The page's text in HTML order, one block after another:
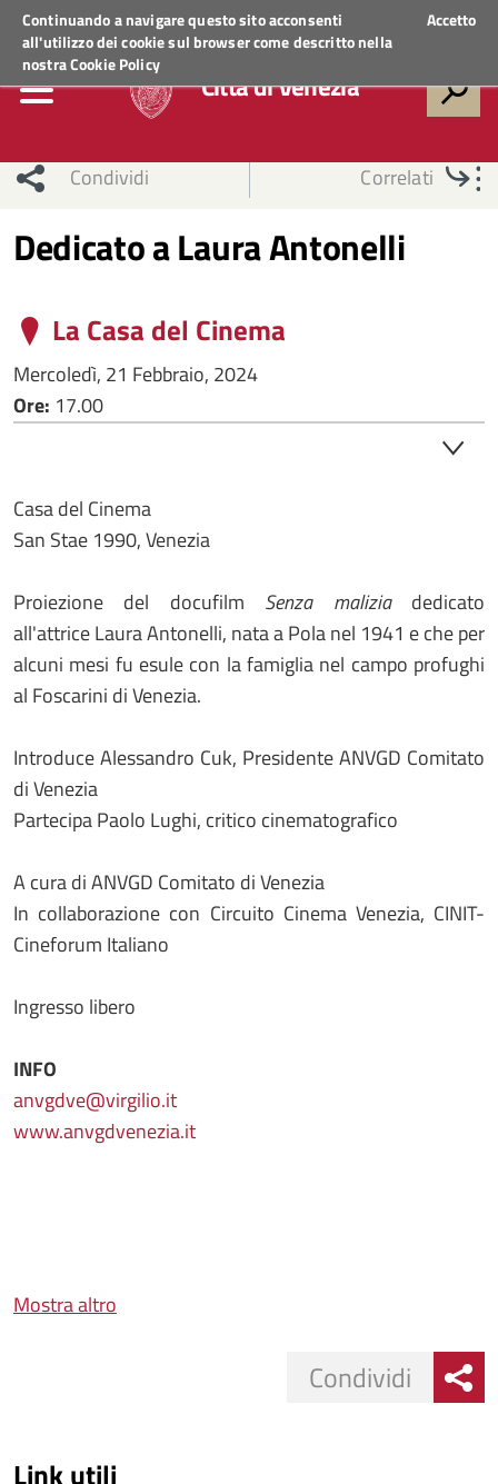
Continuando a navigare questo sito acconsenti
all'utilizzo dei cookie sul browser come descritto nella
nostraCookie Policy
Accetto
Regione VenetoACCEDI AI SERVIZI
Città di Venezia
Condividi Correlati
Dedicato a Laura Antonelli
La Casa del Cinema
Mercoledì, 21 Febbraio, 2024
Ore: 17.00
Casa del Cinema
San Stae 1990, Venezia
Proiezione del docufilm Senza maliziadedicato
all'attrice Laura Antonelli, nata a Pola nel 1941 e che per
alcuni mesi fu esule con la famiglia nel campo profughi
al Foscarini di Venezia.
Introduce Alessandro Cuk, Presidente ANVGD Comitato
di Venezia
Partecipa Paolo Lughi, critico cinematografico
A cura di ANVGD Comitato di Venezia
In collaborazione con Circuito Cinema Venezia, CINIT-
Cineforum Italiano
Ingresso libero
INFO
anvgdve@virgilio.it
www.anvgdvenezia.it
Mostra altro
Condividi
Link utili